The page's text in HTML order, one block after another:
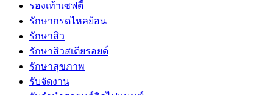
รองเท้าเซฟตี้
รักษากรดไหลย้อน
รักษาสิว
รักษาสิวสเตียรอยด์
รักษาสุขภาพ
รับจัดงาน